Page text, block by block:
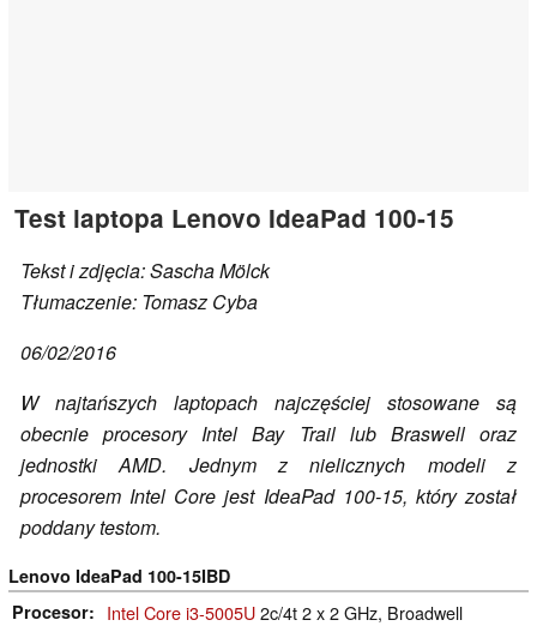
Test laptopa Lenovo IdeaPad 100-15
Tekst i zdjęcia: Sascha Mölck
Tłumaczenie: Tomasz Cyba
06/02/2016
W najtańszych laptopach najczęściej stosowane są
obecnie procesory Intel Bay Trail lub Braswell oraz
jednostki AMD. Jednym z nielicznych modeli z
procesorem Intel Core jest IdeaPad 100-15, który został
poddany testom.
Lenovo IdeaPad 100-15IBD
Procesor
Intel Core i3-5005U2c/4t 2 x 2 GHz, Broadwell